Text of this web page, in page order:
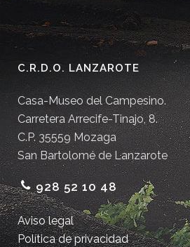
C.R.D.O. LANZAROTE
Casa-Museo del Campesino.
Carretera Arrecife-Tinajo, 8.
C.P. 35559 Mozaga
San Bartolomé de Lanzarote
928 52 10 48
Aviso legal
Política de privacidad